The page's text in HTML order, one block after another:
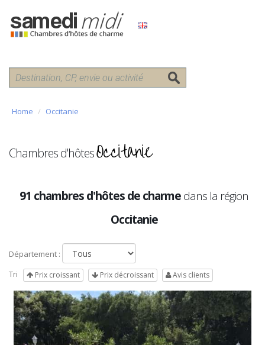
Home Occitanie
Chambres d'hôtesOccitanie
91 chambres d'hôtes de charmedans la région
Occitanie
Département :
Tri
Prix croissant Prix décroissant Avis clients